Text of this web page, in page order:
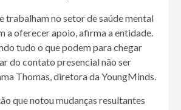
trabalham no setor de saúde mental
a oferecer apoio, afirma a entidade.
tudo o que podem para chegar
do contato presencial não ser
Thomas, diretora da YoungMinds.
que notou mudanças resultantes